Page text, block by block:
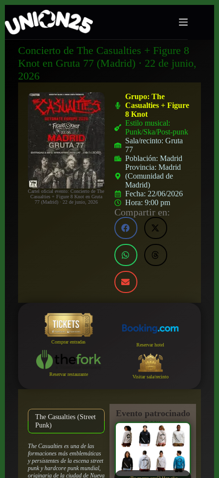
Concierto de The Casualties + Figure 8
Knot en Gruta 77 (Madrid) · 22 de junio,
2026
Cartel oficial evento: Concierto de The
Casualties + Figure 8 Knot en Gruta
77 (Madrid) · 22 de junio, 2026
Grupo:The
Casualties + Figure
8 Knot
Estilo musical:
Punk/Ska/Post-punk
Sala/recinto:Gruta
77
Población:Madrid
Provincia:Madrid
(Comunidad de
Madrid)
Fecha: 22/06/2026
Hora:9:00 pm
Compartir en:
Comprar entradas
Reservar hotel
Reservar restaurante Visitar sala/recinto
The Casualties (Street
Punk)
The Casualties es una de las
formaciones más emblemáticas
y persistentes de la escena street
punk y hardcore punk mundial,
originaria de la ciudad de Nueva
Evento patrocinado
por: